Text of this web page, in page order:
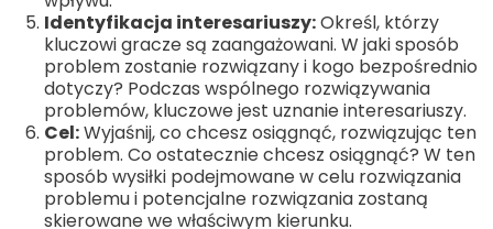
Identyfikacja interesariuszy:Określ, którzy
kluczowi gracze są zaangażowani. W jaki sposób
problem zostanie rozwiązany i kogo bezpośrednio
dotyczy? Podczas wspólnego rozwiązywania
problemów, kluczowe jest uznanie interesariuszy.
Cel:Wyjaśnij, co chcesz osiągnąć, rozwiązując ten
problem. Co ostatecznie chcesz osiągnąć? W ten
sposób wysiłki podejmowane w celu rozwiązania
problemu i potencjalne rozwiązania zostaną
skierowane we właściwym kierunku.